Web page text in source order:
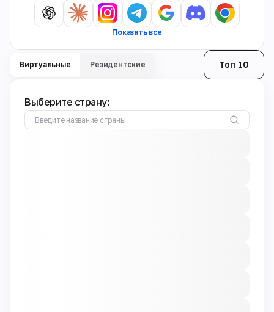
Показать все
Виртуальные Резидентские Топ 10
Выберите страну: